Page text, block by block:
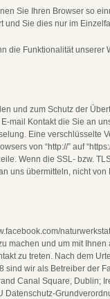
Sie Ihren Browser so
und Sie dies nur im
die Funktionalität unserer
und zum Schutz der
mail Kontakt die Sie an
Eine verschlüsselte
von “http://” auf
Wenn die SSL- bzw.
uns übermitteln, nicht von
machen und um mit Ihnen
zu treten. Nach dem
sind wir als Betreiber der
Canal Square, Dublin;
Datenschutz-